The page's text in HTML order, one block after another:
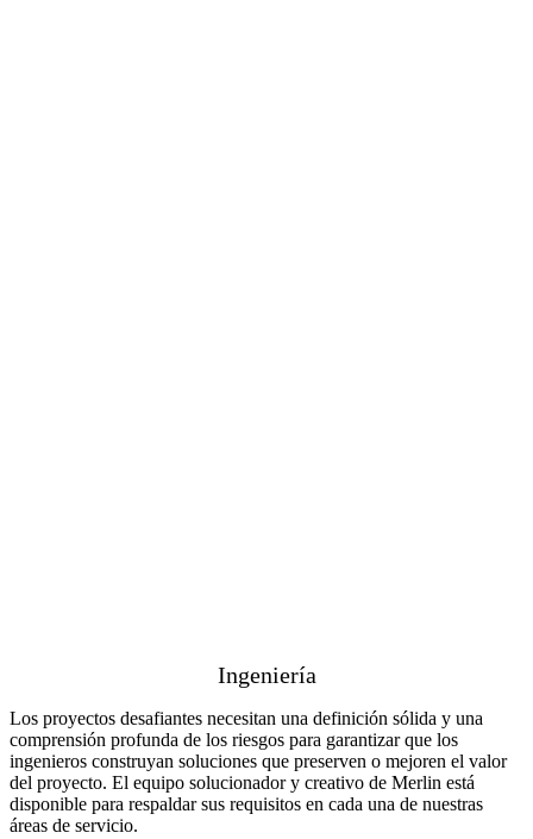
Ingeniería
Los proyectos desafiantes necesitan una definición sólida y una
comprensión profunda de los riesgos para garantizar que los
ingenieros construyan soluciones que preserven o mejoren el valor
del proyecto. El equipo solucionador y creativo de Merlin está
disponible para respaldar sus requisitos en cada una de nuestras
áreas de servicio.